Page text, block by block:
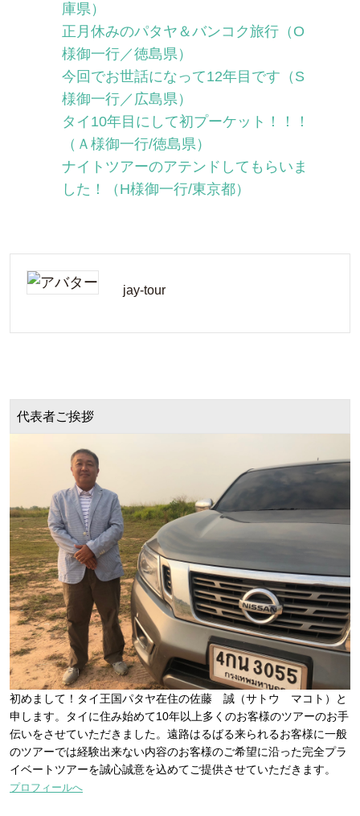
庫県）
正月休みのパタヤ＆バンコク旅行（O
様御一行／徳島県）
今回でお世話になって12年目です（S
様御一行／広島県）
タイ10年目にして初プーケット！！！
（Ａ様御一行/徳島県）
ナイトツアーのアテンドしてもらいま
した！（H様御一行/東京都）
jay-tour
代表者ご挨拶
初めまして！タイ王国パタヤ在住の佐藤 誠（サトウ マコト）と
申します。タイに住み始めて10年以上多くのお客様のツアーのお手
伝いをさせていただきました。遠路はるばる来られるお客様に一般
のツアーでは経験出来ない内容のお客様のご希望に沿った完全プラ
イベートツアーを誠心誠意を込めてご提供させていただきます。
プロフィールへ